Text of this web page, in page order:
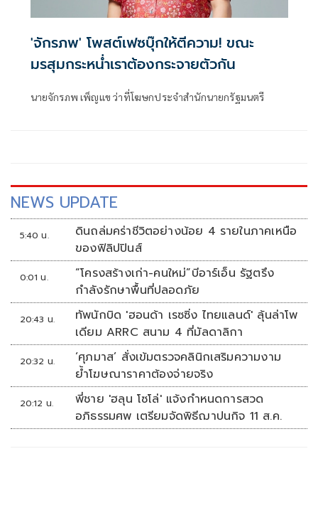
'จักรภพ' โพสต์เฟซบุ๊กให้ตีความ! ขณะ
มรสุมกระหน่ำเราต้องกระจายตัวกัน
นายจักรภพ เพ็ญแข ว่าที่โฆษกประจำสำนักนายกรัฐมนตรี
NEWS UPDATE
5:40 น.
ดินถล่มคร่าชีวิตอย่างน้อย 4 รายในภาคเหนือ
ของฟิลิปปินส์
0:01 น.
“โครงสร้างเก่า-คนใหม่”บีอาร์เอ็น รัฐตรึง
กำลังรักษาพื้นที่ปลอดภัย
20:43 น.
ทัพนักบิด 'ฮอนด้า เรซซิ่ง ไทยแลนด์' ลุ้นล่าโพ
เดียม ARRC สนาม 4 ที่มัลดาลิกา
20:32 น.
‘ศุภมาส’ สั่งเข้มตรวจคลินิกเสริมความงาม
ย้ำโฆษณาราคาต้องจ่ายจริง
20:12 น.
พี่ชาย 'ฮลุน โซโล่' แจ้งกำหนดการสวด
อภิธรรมศพ เตรียมจัดพิธีฌาปนกิจ 11 ส.ค.